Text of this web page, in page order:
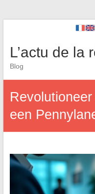
L’actu de la
Blog
een